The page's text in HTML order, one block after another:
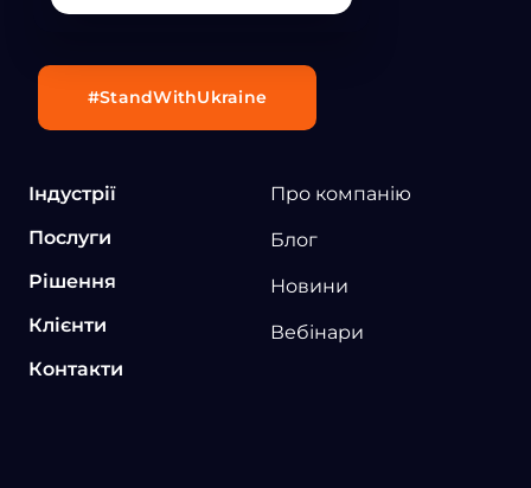
Індустрії
Послуги
Рішення
Клієнти
Контакти
Про компанію
Блог
Новини
Вебінари
#StandWithUkraine